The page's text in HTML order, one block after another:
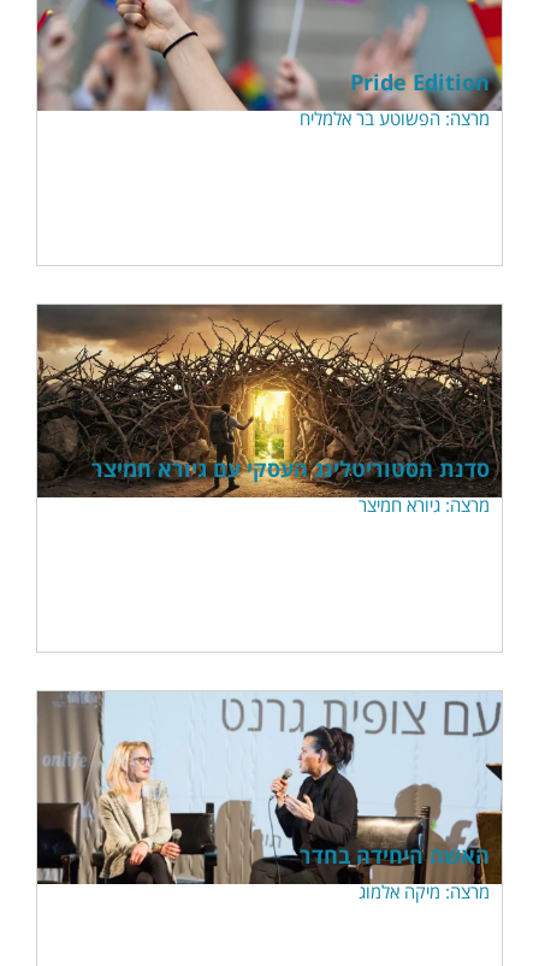
Pride Edition
מרצה: הפשוטע בר אלמליח
סדנת הסטוריטלינג העסקי עם גיורא חמיצר
מרצה: גיורא חמיצר
האשה היחידה בחדר
מרצה: מיקה אלמוג